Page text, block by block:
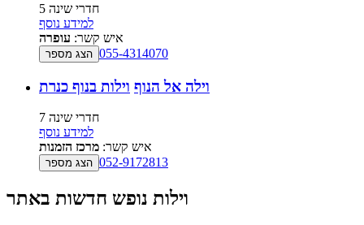
5 חדרי שינה
למידע נוסף
איש קשר: עופרה
הצג מספר 055-4314070
וילה אל הנוף וילות בנוף כנרת
7 חדרי שינה
למידע נוסף
איש קשר: מרכז הזמנות
הצג מספר 052-9172813
וילות נופש חדשות באתר